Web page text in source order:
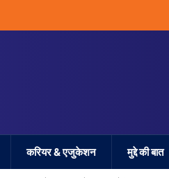
करियर & एजुकेशन मुद्दे की बात